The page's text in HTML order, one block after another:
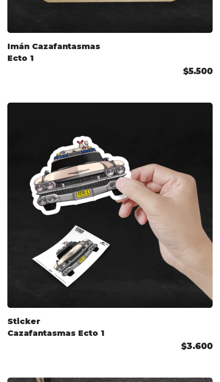
Imán Cazafantasmas
Ecto 1
$5.500
Sticker
Cazafantasmas Ecto 1
$3.600